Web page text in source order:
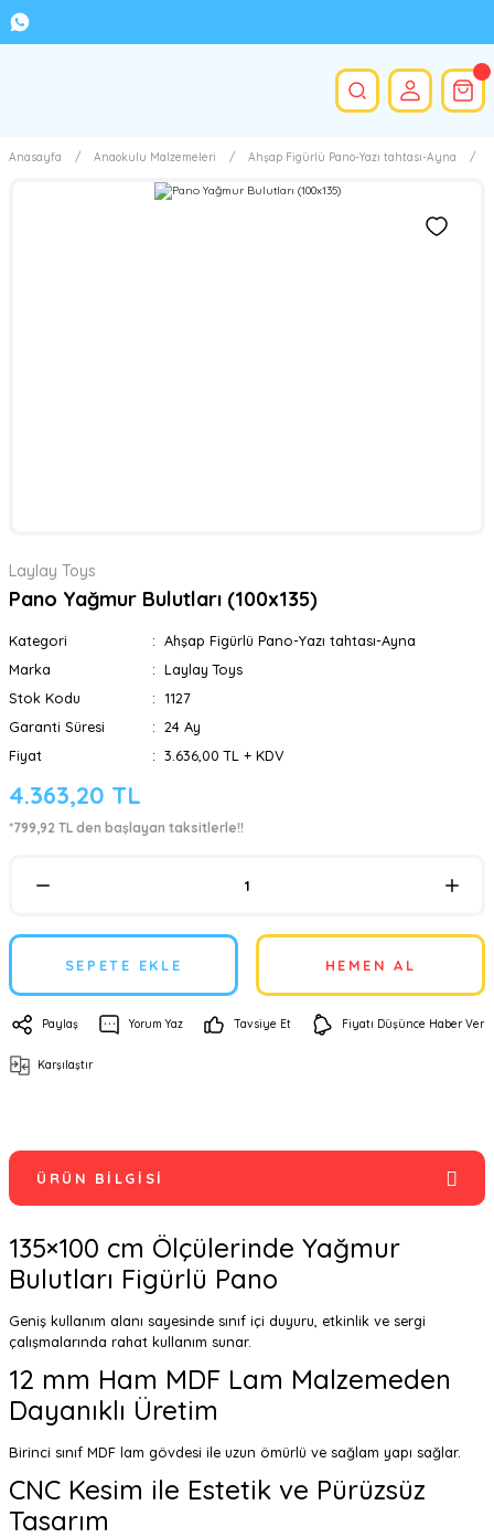
Anasayfa Anaokulu Malzemeleri Ahşap Figürlü Pano-Yazı tahtası-Ayna
Laylay Toys
Pano Yağmur Bulutları (100x135)
Kategori
Ahşap Figürlü Pano-Yazı tahtası-Ayna
Marka
Laylay Toys
Stok Kodu
1127
Garanti Süresi
24 Ay
Fiyat
3.636,00 TL + KDV
4.363,20 TL
*799,92 TL den başlayan taksitlerle!!
SEPETE EKLE HEMEN AL
Paylaş Yorum Yaz Tavsiye Et Fiyatı Düşünce Haber Ver
Karşılaştır
ÜRÜN BILGISI
135×100 cm Ölçülerinde Yağmur
Bulutları Figürlü Pano
Geniş kullanım alanı sayesinde sınıf içi duyuru, etkinlik ve sergi
çalışmalarında rahat kullanım sunar.
12 mm Ham MDF Lam Malzemeden
Dayanıklı Üretim
Birinci sınıf MDF lam gövdesi ile uzun ömürlü ve sağlam yapı sağlar.
CNC Kesim ile Estetik ve Pürüzsüz
Tasarım